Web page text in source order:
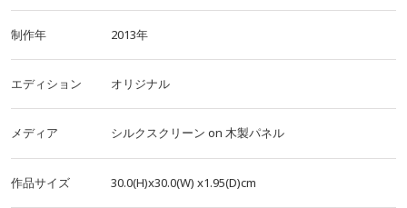
制作年 2013年
エディション オリジナル
メディア シルクスクリーン on 木製パネル
作品サイズ 30.0(H)x30.0(W) x1.95(D)cm